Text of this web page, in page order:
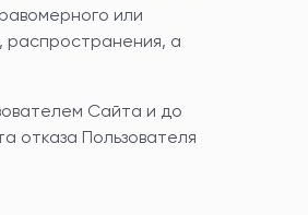
или
распространения, а
Сайта и до
отказа Пользователя